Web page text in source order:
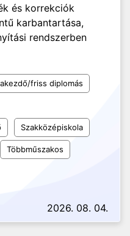
és korrekciók
karbantartása,
rendszerben
friss diplomás
Szakközépiskola
Többműszakos
2026. 08. 04.